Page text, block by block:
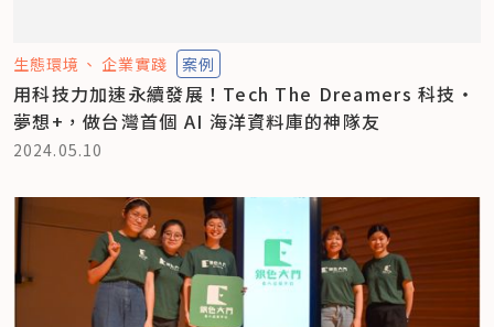
生態環境 企業實踐 案例
用科技力加速永續發展！Tech The Dreamers 科技‧
夢想+，做台灣首個 AI 海洋資料庫的神隊友
2024.05.10